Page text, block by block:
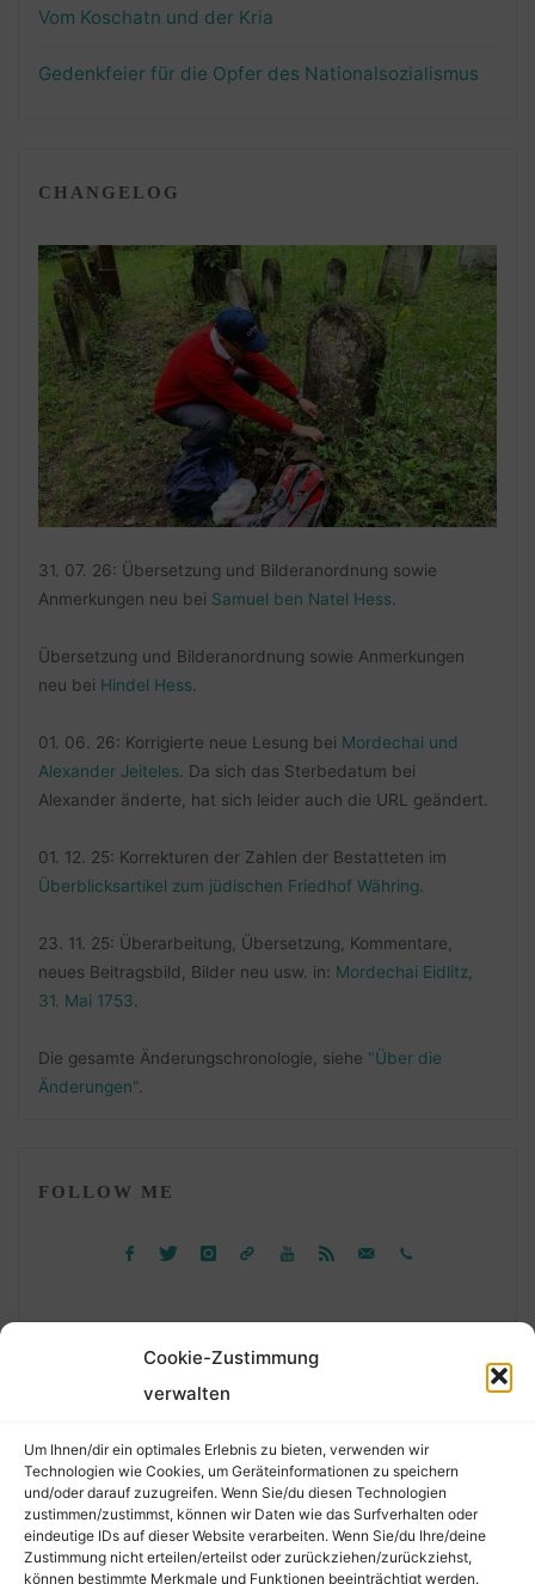
Cookie-Zustimmung
verwalten
Um Ihnen/dir ein optimales Erlebnis zu bieten, verwenden wir
Technologien wie Cookies, um Geräteinformationen zu speichern
und/oder darauf zuzugreifen. Wenn Sie/du diesen Technologien
zustimmen/zustimmst, können wir Daten wie das Surfverhalten oder
eindeutige IDs auf dieser Website verarbeiten. Wenn Sie/du Ihre/deine
Zustimmung nicht erteilen/erteilst oder zurückziehen/zurückziehst,
können bestimmte Merkmale und Funktionen beeinträchtigt werden.
Vom Koschatn und der Kria
Gedenkfeier für die Opfer des Nationalsozialismus
CHANGELOG
31. 07. 26: Übersetzung und Bilderanordnung sowie
Anmerkungen neu bei Samuel ben Natel Hess
Übersetzung und Bilderanordnung sowie Anmerkungen
neu bei Hindel Hess
01. 06. 26: Korrigierte neue Lesung bei Mordechai und
Alexander Jeiteles . Da sich das Sterbedatum bei
Alexander änderte, hat sich leider auch die URL geändert.
01. 12. 25: Korrekturen der Zahlen der Bestatteten im
Überblicksartikel zum jüdischen Friedhof Währing
23. 11. 25: Überarbeitung, Übersetzung, Kommentare,
neues Beitragsbild, Bilder neu usw. in: Mordechai Eidlitz,
31. Mai 1753
Die gesamte Änderungschronologie, siehe "Über die
Änderungen".
FOLLOW ME
Suchen
nach:
©2026 Der Transkribierer